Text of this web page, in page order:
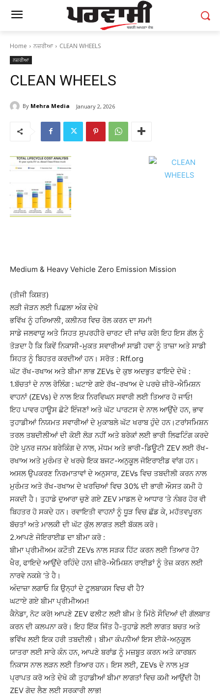
Home ਨਜ਼ਰੀਆ CLEAN WHEELS
ਨਜ਼ਰੀਆ
CLEAN WHEELS
By Mehra Media January 2, 2026
Medium & Heavy Vehicle Zero Emission Mission
(ਤੀਜੀ ਕਿਸ਼ਤ)
ਲੜੀ ਜੋੜਨ ਲਈ ਪਿਛਲਾ ਅੰਕ ਦੇਖੋ
ਭਵਿੱਖ ਨੂੰ ਹਰਿਆਲੀ, ਕਲੀਨਰ ਵਿਚ ਰੋਲ ਕਰਨ ਦਾ ਸਮਾਂ!
ਸਾਡੇ ਜਲਵਾਯੂ ਅਤੇ ਸਿਹਤ ਸੁਪਰਹੀਰੋ ਚਾਰਟ ਦੀ ਜਾਂਚ ਕਰੋ! ਇਹ ਇਸ ਗੱਲ ਨੂੰ
ਤੋੜਦਾ ਹੈ ਕਿ ਕਿਵੇਂ ਨਿਕਾਸੀ-ਮੁਕਤ ਸਵਾਰੀਆਂ ਸਾਡੀ ਹਵਾ ਨੂੰ ਤਾਜ਼ਾ ਅਤੇ ਸਾਡੀ
ਸਿਹਤ ਨੂੰ ਬਿਹਤਰ ਕਰਦੀਆਂ ਹਨ। ਸਰੋਤ : Rff.org
ਘੱਟ ਰੱਖ-ਰਖਾਅ ਅਤੇ ਬੀਮਾ ਲਾਭ ZEVs ਦੇ ਕੁਝ ਅਦਭੁਤ ਫਾਇਦੇ ਦੇਖੋ :
1.ਬੱਚਤਾਂ ਦੇ ਨਾਲ ਰੋਲਿੰਗ : ਘਟਾਏ ਗਏ ਰੱਖ-ਰਖਾਅ ਦੇ ਪਰਚੇ ਜ਼ੀਰੋ-ਐਮਿਸ਼ਨ
ਵਾਹਨਾਂ (ZEVs) ਦੇ ਨਾਲ ਇਕ ਨਿਰਵਿਘਨ ਸਵਾਰੀ ਲਈ ਤਿਆਰ ਹੋ ਜਾਓ!
ਇਹ ਪਾਵਰ ਹਾਊਸ ਛੋਟੇ ਇੰਜਣਾਂ ਅਤੇ ਘੱਟ ਪਾਰਟਸ ਦੇ ਨਾਲ ਆਉਂਦੇ ਹਨ, ਭਾਵ
ਤੁਹਾਡੀਆਂ ਨਿਯਮਤ ਸਵਾਰੀਆਂ ਦੇ ਮੁਕਾਬਲੇ ਘੱਟ ਖਰਾਬ ਹੁੰਦੇ ਹਨ।ਟਰਾਂਸਮਿਸ਼ਨ
ਤਰਲ ਤਬਦੀਲੀਆਂ ਦੀ ਕੋਈ ਲੋੜ ਨਹੀਂ ਅਤੇ ਬਰੇਕਾਂ ਲਈ ਭਾਰੀ ਲਿਫਟਿੰਗ ਕਰਦੇ
ਹੋਏ ਪੁਨਰ ਜਨਮ ਬਰੇਕਿੰਗ ਦੇ ਨਾਲ, ਮੱਧਮ ਅਤੇ ਭਾਰੀ-ਡਿਊਟੀ ZEV ਲਈ ਰੱਖ-
ਰਖਾਅ ਅਤੇ ਮੁਰੰਮਤ ਦੇ ਖਰਚੇ ਇਕ ਬਜਟ-ਅਨੁਕੂਲ ਜੋਇਰਾਈਡ ਵਾਂਗ ਹਨ।
ਅਸਲ ਉਪਕਰਣ ਨਿਰਮਾਤਾਵਾਂ ਦੇ ਅਨੁਸਾਰ, ZEVs ਵਿਚ ਤਬਦੀਲੀ ਕਰਨ ਨਾਲ
ਮੁਰੰਮਤ ਅਤੇ ਰੱਖ-ਰਖਾਅ ਦੇ ਖਰਚਿਆਂ ਵਿਚ 30% ਦੀ ਭਾਰੀ ਔਸਤ ਕਮੀ ਹੋ
ਸਕਦੀ ਹੈ। ਤੁਹਾਡੇ ਦੁਆਰਾ ਚੁਣੇ ਗਏ ZEV ਮਾਡਲ ਦੇ ਆਧਾਰ ‘ਤੇ ਨੰਬਰ ਹੋਰ ਵੀ
ਬਿਹਤਰ ਹੋ ਸਕਦੇ ਹਨ। ਰਵਾਇਤੀ ਵਾਹਨਾਂ ਨੂੰ ਧੂੜ ਵਿਚ ਛੱਡ ਕੇ, ਮਹੱਤਵਪੂਰਨ
ਬੱਚਤਾਂ ਅਤੇ ਮਾਲਕੀ ਦੀ ਘੱਟ ਕੁੱਲ ਲਾਗਤ ਲਈ ਬੱਕਲ ਕਰੋ।
2.ਆਪਣੇ ਜੋਇਰਾਈਡ ਦਾ ਬੀਮਾ ਕਰੋ :
ਬੀਮਾ ਪ੍ਰੀਮੀਅਮ ਕਟੌਤੀ ZEVs ਨਾਲ ਸੜਕ ਹਿੱਟ ਕਰਨ ਲਈ ਤਿਆਰ ਹੋ?
ਖੈਰ, ਫਾਇਦੇ ਆਉਂਦੇ ਰਹਿੰਦੇ ਹਨ! ਜ਼ੀਰੋ-ਐਮਿਸ਼ਨ ਰਾਈਡਾਂ ਨੂੰ ਤੇਜ਼ ਕਰਨ ਲਈ
ਨਾਰਵੇ ਨਕਸ਼ੇ ‘ਤੇ ਹੈ।
ਅੰਦਾਜ਼ਾ ਲਗਾਓ ਕਿ ਉਨ੍ਹਾਂ ਦੇ ਟੂਲਬਾਕਸ ਵਿਚ ਵੀ ਹੈ?
ਘਟਾਏ ਗਏ ਬੀਮਾ ਪ੍ਰੀਮੀਅਮ!
ਕੈਨੇਡਾ, ਨੋਟ ਕਰੋ! ਆਪਣੇ ZEV ਫਲੀਟ ਲਈ ਬੀਮ ਤੇ ਮਿੱਠੇ ਸੌਦਿਆਂ ਦੀ ਗੱਲਬਾਤ
ਕਰਨ ਦੀ ਕਲਪਨਾ ਕਰੋ। ਇਹ ਇੱਕ ਜਿੱਤ ਹੈ-ਤੁਹਾਡੇ ਲਈ ਲਾਗਤ ਬਚਤ ਅਤੇ
ਭਵਿੱਖ ਲਈ ਇਕ ਹਰੀ ਤਬਦੀਲੀ। ਬੀਮਾ ਕੰਪਨੀਆਂ ਇਸ ਈਕੋ-ਅਨੁਕੂਲ
ਯਾਤਰਾ ਲਈ ਸਾਰੇ ਕੰਨ ਹਨ, ਆਪਣੇ ਬਰਾਂਡ ਨੂੰ ਮਜ਼ਬੂਤ ਕਰਨ ਅਤੇ ਕਾਰਬਨ
ਨਿਕਾਸ ਨਾਲ ਲੜਨ ਲਈ ਤਿਆਰ ਹਨ। ਇਸ ਲਈ, ZEVs ਦੇ ਨਾਲ ਮੁੜ
ਪ੍ਰਾਪਤ ਕਰੋ ਅਤੇ ਦੇਖੋ ਕੀ ਤੁਹਾਡੀਆਂ ਬੀਮਾ ਲਾਗਤਾਂ ਵਿਚ ਕਮੀ ਆਉਂਦੀ ਹੈ!
ZEV ਗੋਦ ਲੈਣ ਲਈ ਸਰਕਾਰੀ ਲਾਭ!